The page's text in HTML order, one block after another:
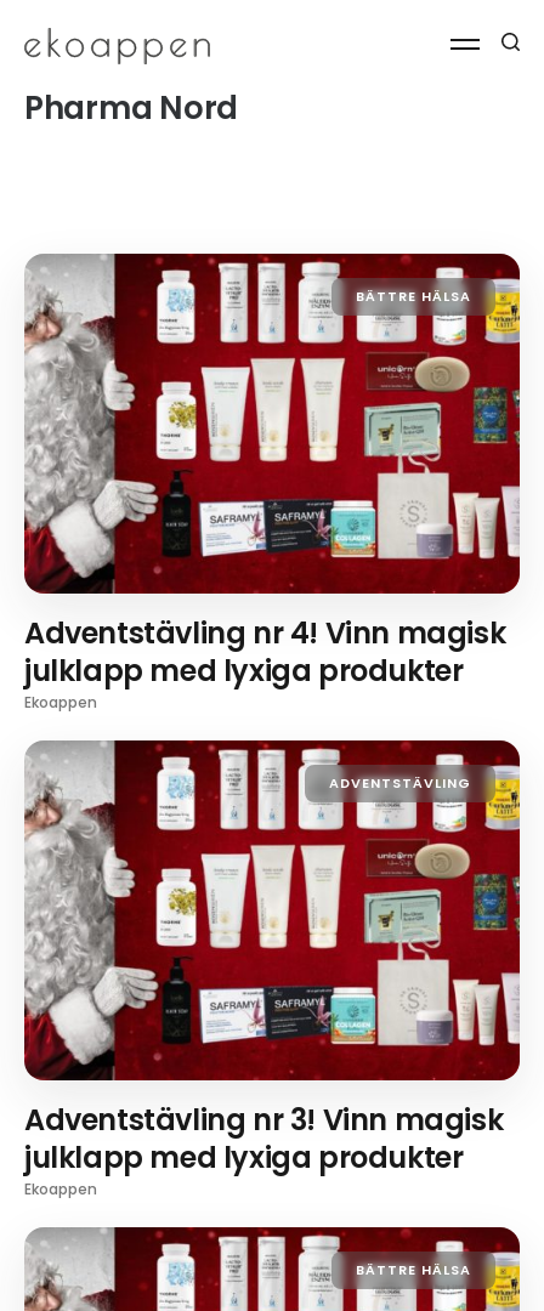
Pharma Nord
BÄTTRE HÄLSA
Adventstävling nr 4! Vinn magisk
julklapp med lyxiga produkter
Ekoappen
ADVENTSTÄVLING
Adventstävling nr 3! Vinn magisk
julklapp med lyxiga produkter
Ekoappen
BÄTTRE HÄLSA